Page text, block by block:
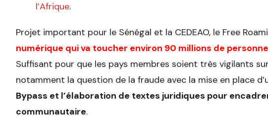
l’Afrique.
Projet important pour le Sénégal et la CEDEAO, le Free
numérique qui va toucher environ 90 millions de
Suffisant pour que les pays membres soient très vigilants
notamment la question de la fraude avec la mise en place
Bypass et l’élaboration de textes juridiques pour
communautaire.